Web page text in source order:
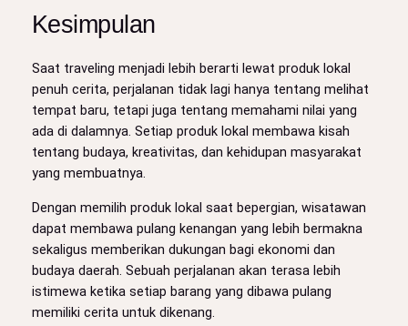
Kesimpulan
Saat traveling menjadi lebih berarti lewat produk lokal
penuh cerita, perjalanan tidak lagi hanya tentang melihat
tempat baru, tetapi juga tentang memahami nilai yang
ada di dalamnya. Setiap produk lokal membawa kisah
tentang budaya, kreativitas, dan kehidupan masyarakat
yang membuatnya.
Dengan memilih produk lokal saat bepergian, wisatawan
dapat membawa pulang kenangan yang lebih bermakna
sekaligus memberikan dukungan bagi ekonomi dan
budaya daerah. Sebuah perjalanan akan terasa lebih
istimewa ketika setiap barang yang dibawa pulang
memiliki cerita untuk dikenang.